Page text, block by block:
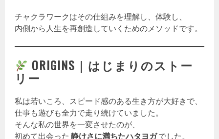
チャクラワークはその仕組みを理解し、体験し、
内側から人生を再創造していくためのメソッドです。
ORIGINS｜はじまりのストー
リー
私は若いころ、スピード感のある生き方が大好きで、
仕事も遊びも全力で走り続けていました。
そんな私の世界を一変させたのが、
初めて出会った静けさに満ちたハタヨガでした。